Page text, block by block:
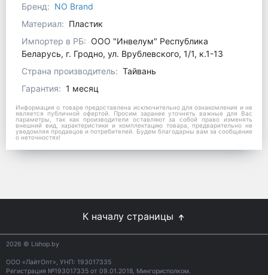
Бренд: NO Brand
Материал: Пластик
Импортер в РБ: ООО "Инвелум" Республика
Беларусь, г. Гродно, ул. Врублевского, 1/1, к.1-13
Страна производитель: Тайвань
Гарантия: 1 месяц
Информация о товаре предоставлена исключительно для ознакомления и не
является публичной офертой. Просим заранее уточнять важные для Вас
параметры, так как производители оставляют за собой право изменять
внешний вид, характеристики и комплектацию товара, предварительно не
уведомляя продавцов и потребителей. Будем благодарны вам за сообщение
о неточностях!
К началу страницы
2026 © Lishop.by
ООО «ЛайтОпт», УНП: 193017335
Регистрация №193017335 от 09.01.2018, Мингорисполком.